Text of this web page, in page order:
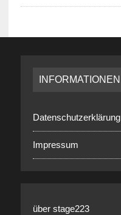
INFORMATIONEN
Datenschutzerklärung
Impressum
über stage223